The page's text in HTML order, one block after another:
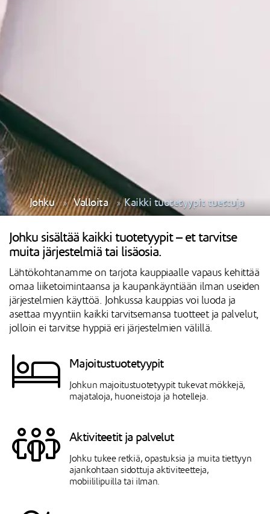
Johku Valloita Kaikki tuotetyypit tuettuja
Johku sisältää kaikki tuotetyypit – et tarvitse
muita järjestelmiä tai lisäosia.
Lähtökohtanamme on tarjota kauppiaalle vapaus kehittää
omaa liiketoimintaansa ja kaupankäyntiään ilman useiden
järjestelmien käyttöä. Johkussa kauppias voi luoda ja
asettaa myyntiin kaikki tarvitsemansa tuotteet ja palvelut,
jolloin ei tarvitse hyppiä eri järjestelmien välillä.
Majoitustuotetyypit
Johkun majoitustuotetyypit tukevat mökkejä,
majataloja, huoneistoja ja hotelleja.
Aktiviteetit ja palvelut
Johku tukee retkiä, opastuksia ja muita tiettyyn
ajankohtaan sidottuja aktiviteetteja,
mobiililipuilla tai ilman.